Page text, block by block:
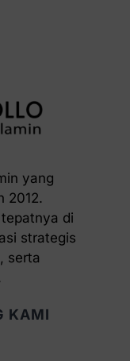
yang
2012.
di
strategis
serta
KAMI